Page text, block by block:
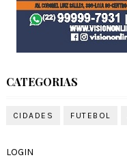
CATEGORIAS
CIDADES FUTEBOL
LOGIN